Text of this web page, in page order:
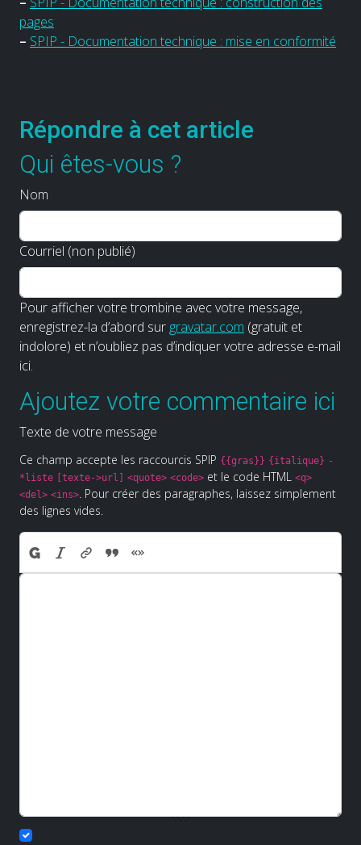
pages
– SPIP - Documentation technique : mise en conformité
Répondre à cet article
Qui êtes-vous ?
Nom
Courriel (non publié)
Pour afficher votre trombine avec votre message,
enregistrez-la d’abord sur gravatar.com (gratuit et
indolore) et n’oubliez pas d’indiquer votre adresse e-mail
ici.
Ajoutez votre commentaire ici
Texte de votre message
Ce champ accepte les raccourcis SPIP {{gras}} {italique} -
*liste [texte->url] <quote> <code> et le code HTML <q>
<del> <ins>. Pour créer des paragraphes, laissez simplement
des lignes vides.